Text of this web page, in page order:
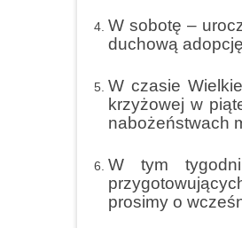
W sobotę –
duchową
W czasie
krzyżowej w
nabożeństwach
W tym
prosimy o